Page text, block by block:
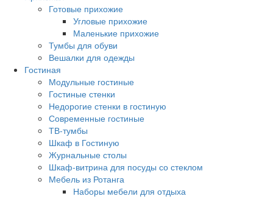
Готовые прихожие
Угловые прихожие
Маленькие прихожие
Тумбы для обуви
Вешалки для одежды
Гостиная
Модульные гостиные
Гостиные стенки
Недорогие стенки в гостиную
Современные гостиные
ТВ-тумбы
Шкаф в Гостиную
Журнальные столы
Шкаф-витрина для посуды со стеклом
Мебель из Ротанга
Наборы мебели для отдыха